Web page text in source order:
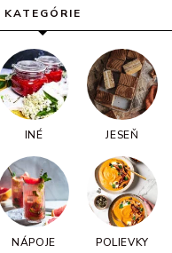
KATEGÓRIE
INÉ JESEŇ
NÁPOJE POLIEVKY